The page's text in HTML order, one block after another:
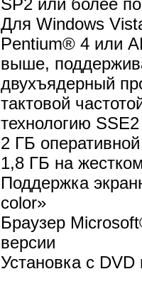
Для Windows
Pentium® 4 или
выше,
двухъядерный
тактовой
технологию SSE2
2 ГБ
1,8 ГБ на
Поддержка
color»
Браузер
версии
Установка с DVD